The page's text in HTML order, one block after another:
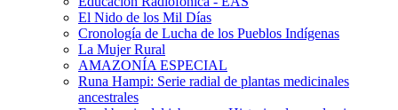
El Nido de los Mil Días
Cronología de Lucha de los Pueblos Indígenas
La Mujer Rural
AMAZONÍA ESPECIAL
Runa Hampi: Serie radial de plantas medicinales
ancestrales